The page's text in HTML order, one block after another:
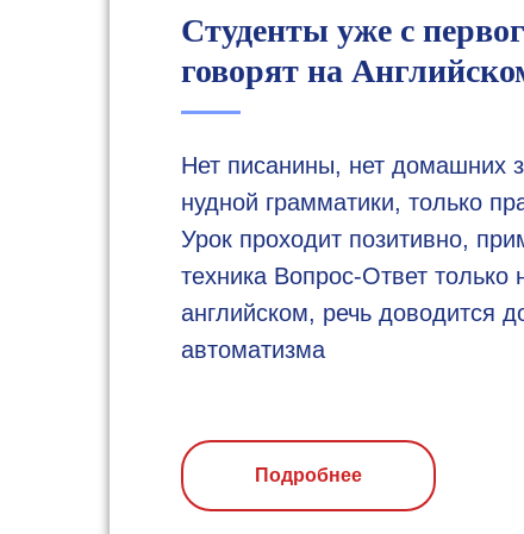
Студенты уже с
говорят на
Нет писанины, нет домашних
нудной грамматики, только
Урок проходит позитивно,
техника Вопрос-Ответ только
английском, речь доводится
автоматизма
Подробнее